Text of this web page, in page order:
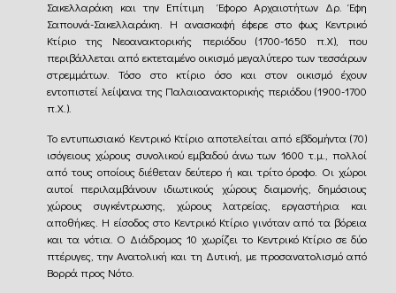
Σακελλαράκη και την Επίτιμη Έφορο Αρχαιοτήτων Δρ. Έφη
Σαπουνά-Σακελλαράκη. Η ανασκαφή έφερε στο φως Κεντρικό
Κτίριο της Νεοανακτορικής περιόδου (1700-1650 π.Χ), που
περιβάλλεται από εκτεταμένο οικισμό μεγαλύτερο των τεσσάρων
στρεμμάτων. Τόσο στο κτίριο όσο και στον οικισμό έχουν
εντοπιστεί λείψανα της Παλαιοανακτορικής περιόδου (1900-1700
π.Χ.).
Το εντυπωσιακό Κεντρικό Κτίριο αποτελείται από εβδομήντα (70)
ισόγειους χώρους συνολικού εμβαδού άνω των 1600 τ.μ., πολλοί
από τους οποίους διέθεταν δεύτερο ή και τρίτο όροφο. Οι χώροι
αυτοί περιλαμβάνουν ιδιωτικούς χώρους διαμονής, δημόσιους
χώρους συγκέντρωσης, χώρους λατρείας, εργαστήρια και
αποθήκες. Η είσοδος στο Κεντρικό Κτίριο γινόταν από τα βόρεια
και τα νότια. Ο Διάδρομος 10 χωρίζει το Κεντρικό Κτίριο σε δύο
πτέρυγες, την Ανατολική και τη Δυτική, με προσανατολισμό από
Βορρά προς Νότο.